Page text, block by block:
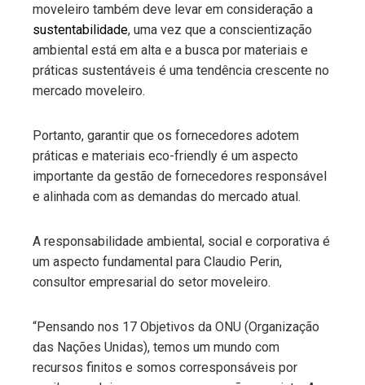
moveleiro também deve levar em consideração a
sustentabilidade, uma vez que a conscientização
ambiental está em alta e a busca por materiais e
práticas sustentáveis é uma tendência crescente no
mercado moveleiro.
Portanto, garantir que os fornecedores adotem
práticas e materiais eco-friendly é um aspecto
importante da gestão de fornecedores responsável
e alinhada com as demandas do mercado atual.
A responsabilidade ambiental, social e corporativa é
um aspecto fundamental para Claudio Perin,
consultor empresarial do setor moveleiro.
“Pensando nos 17 Objetivos da ONU (Organização
das Nações Unidas), temos um mundo com
recursos finitos e somos corresponsáveis por